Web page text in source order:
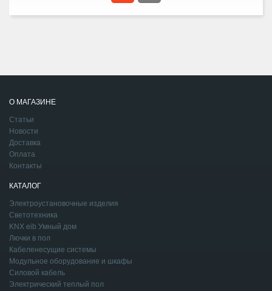
О МАГАЗИНЕ
Статьи
Новости
Доставка
Оплата
Контакты
КАТАЛОГ
Электроустановочные изделия
Светотехника
KNX eib Умный дом
Лючки в пол
Кабеленесущие системы
Модульное оборудование и шкафы
Силовой кабель
Электрический теплый пол